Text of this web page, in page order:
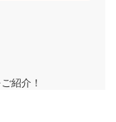
紹介！